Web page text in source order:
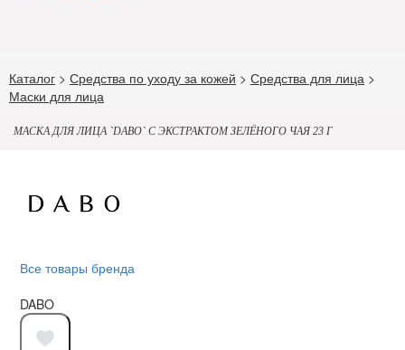
Каталог > Средства по уходу за кожей > Средства для лица >
Маски для лица
МАСКА ДЛЯ ЛИЦА `DABO` С ЭКСТРАКТОМ ЗЕЛЁНОГО ЧАЯ 23 Г
Все товары бренда
DABO